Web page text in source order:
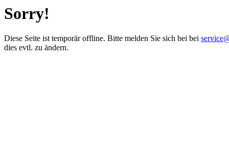
Sorry!
Diese Seite ist temporär offline. Bitte melden Sie sich bei bei
dies evtl. zu ändern.